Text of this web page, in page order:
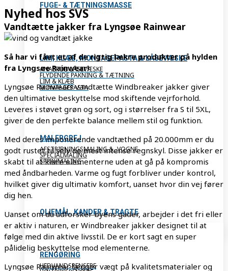
FUGE- & TÆTNINGSMASSE
LIM, KLÆB, MONTAGEPASTA & LÅSEVÆSKE
ANAEROB LÅSEVÆSKE
FLYDENDE PAKNING & TÆTNING
LIM & KLÆB
MONTAGEPASTA
MALERGREJ
AFSTRIBNINGSMALING & -VOGNE
SPECIALMALING
SPRAYMALING
OLIEMÅL, KANDER & TRAGTE
RENGØRING
HEDVANDSRENSERE
Nyhed hos SVS
Vandtætte jakker fra Lyngsøe Rainwear
Så har vi fået et af de rigtig lækre produkter på hylden
fra Lyngsøe Rainwear!
Lyngsøe Rainwears vandtætte Windbreaker jakker giver
den ultimative beskyttelse mod skiftende vejrforhold.
Leveres i støvet grøn og sort, og i størrelser fra S til 5XL,
giver de den perfekte balance mellem stil og funktion.
Med deres imponerende vandtæthed på 20.000mm er du
godt rustet til selv de mest intense regnskyl. Disse jakker er
skabt til at klare elementerne uden at gå på kompromis
med åndbarheden. Varme og fugt forbliver under kontrol,
hvilket giver dig ultimativ komfort, uanset hvor din vej fører
dig hen.
Uanset om du udforsker byens gader, arbejder i det fri eller
er aktiv i naturen, er Windbreaker jakker designet til at
følge med din aktive livsstil. De er kort sagt en super
pålidelig beskyttelse mod elementerne.
Lyngsøe Rainwear lægger vægt på kvalitetsmaterialer og